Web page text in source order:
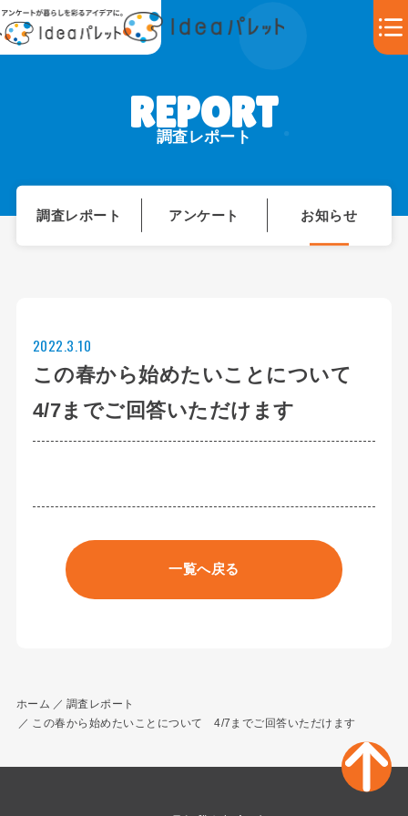
調査レポート
調査レポート アンケート お知らせ
この春から始めたいことについて
4/7までご回答いただけます
2022.3.10
一覧へ戻る
ホーム
調査レポート
この春から始めたいことについて 4/7までご回答いただけます